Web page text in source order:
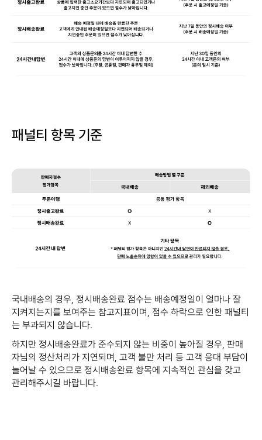
패널티 항목 기준
​국내배송의 경우, 정시배송완료 점수는 배송예정일이 얼마나 잘
지켜지는지를 보여주는 참고지표이며, 점수 하락으로 인한 패널티
는 부과되지 않습니다.
하지만 정시배송완료가 준수되지 않는 비중이 높아질 경우, 판매
자님의 정산처리가 지연되며, 고객 불만 처리 등 고객 응대 부담이
늘어날 수 있으므로 정시배송완료 항목에 지속적인 관심을 갖고
관리해주시길 바랍니다.